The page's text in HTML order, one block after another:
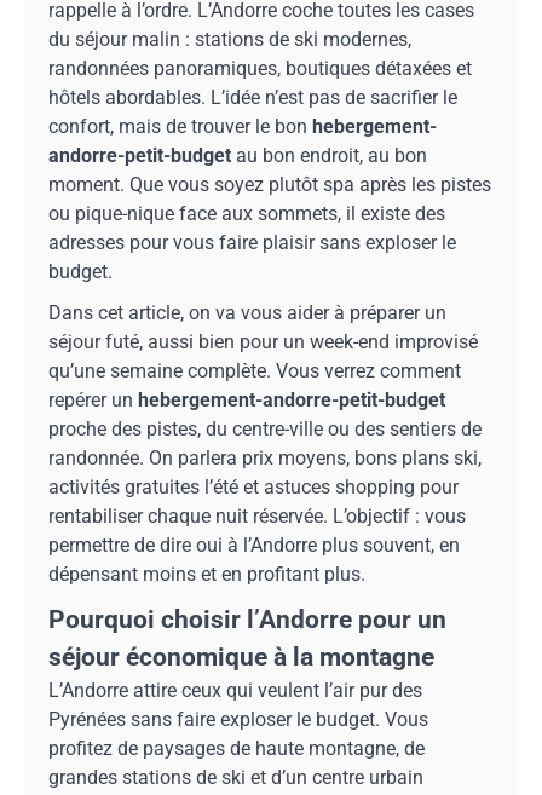
rappelle à l’ordre. L’Andorre coche toutes les cases
du séjour malin : stations de ski modernes,
randonnées panoramiques, boutiques détaxées et
hôtels abordables. L’idée n’est pas de sacrifier le
confort, mais de trouver le bon hebergement-
andorre-petit-budget au bon endroit, au bon
moment. Que vous soyez plutôt spa après les pistes
ou pique-nique face aux sommets, il existe des
adresses pour vous faire plaisir sans exploser le
budget.
Dans cet article, on va vous aider à préparer un
séjour futé, aussi bien pour un week-end improvisé
qu’une semaine complète. Vous verrez comment
repérer un hebergement-andorre-petit-budget
proche des pistes, du centre-ville ou des sentiers de
randonnée. On parlera prix moyens, bons plans ski,
activités gratuites l’été et astuces shopping pour
rentabiliser chaque nuit réservée. L’objectif : vous
permettre de dire oui à l’Andorre plus souvent, en
dépensant moins et en profitant plus.
Pourquoi choisir l’Andorre pour un
séjour économique à la montagne
L’Andorre attire ceux qui veulent l’air pur des
Pyrénées sans faire exploser le budget. Vous
profitez de paysages de haute montagne, de
grandes stations de ski et d’un centre urbain